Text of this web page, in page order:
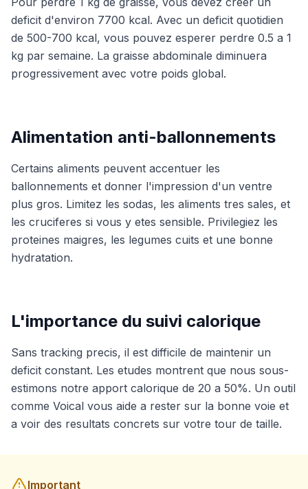
deficit d'environ 7700 kcal. Avec un deficit quotidien
de 500-700 kcal, vous pouvez esperer perdre 0.5 a 1
kg par semaine. La graisse abdominale diminuera
progressivement avec votre poids global.
Alimentation anti-ballonnements
Certains aliments peuvent accentuer les
ballonnements et donner l'impression d'un ventre
plus gros. Limitez les sodas, les aliments tres sales, et
les cruciferes si vous y etes sensible. Privilegiez les
proteines maigres, les legumes cuits et une bonne
hydratation.
L'importance du suivi calorique
Sans tracking precis, il est difficile de maintenir un
deficit constant. Les etudes montrent que nous sous-
estimons notre apport calorique de 20 a 50%. Un outil
comme Voical vous aide a rester sur la bonne voie et
a voir des resultats concrets sur votre tour de taille.
Important